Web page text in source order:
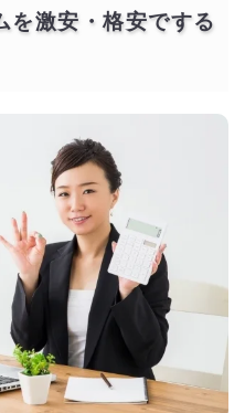
を激安・格安でする